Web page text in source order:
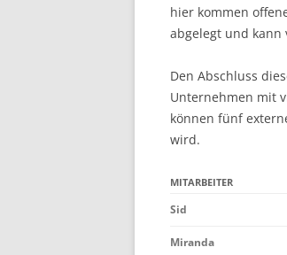
hier kommen
abgelegt und kann
Den Abschluss
Unternehmen mit
können fünf
wird.
MITARBEITER
Sid
Miranda